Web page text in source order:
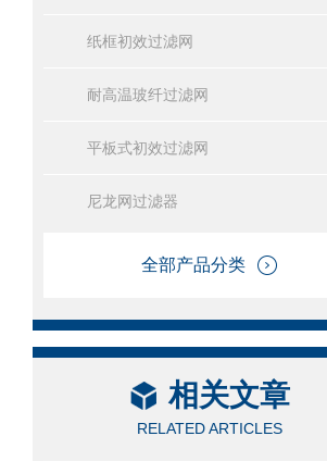
纸框初效过滤网
耐高温玻纤过滤网
平板式初效过滤网
尼龙网过滤器
全部产品分类
相关文章
RELATED ARTICLES